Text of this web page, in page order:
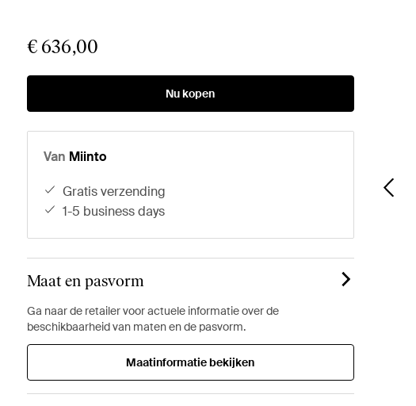
€ 636,00
Nu kopen
Van Miinto
gratis verzending
1-5 business days
Maat en pasvorm
Ga naar de retailer voor actuele informatie over de
beschikbaarheid van maten en de pasvorm.
Maatinformatie bekijken